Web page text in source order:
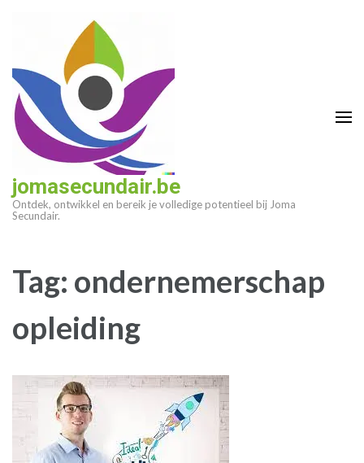
(druk
enter)
jomasecundair.be
Ontdek, ontwikkel en bereik je volledige potentieel bij Joma
Secundair.
Tag: ondernemerschap
opleiding